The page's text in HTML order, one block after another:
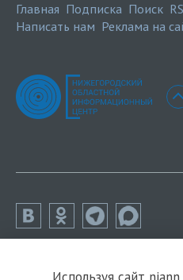
Главная Подписка Поиск
Написать нам Реклама на